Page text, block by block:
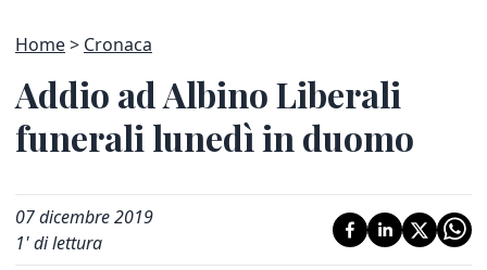
Home Cronaca
Addio ad Albino Liberali
funerali lunedì in duomo
07 dicembre 2019
1' di lettura